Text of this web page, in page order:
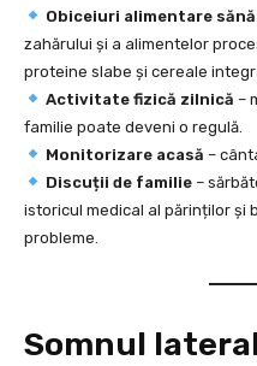
Obiceiuri alimentare
zahărului și a alimentelor
proteine slabe și cereale
Activitate fizică zilnică –
familie poate deveni o regulă.
Monitorizare acasă –
Discuții de familie–
istoricul medical al părinților și
probleme.
Somnul